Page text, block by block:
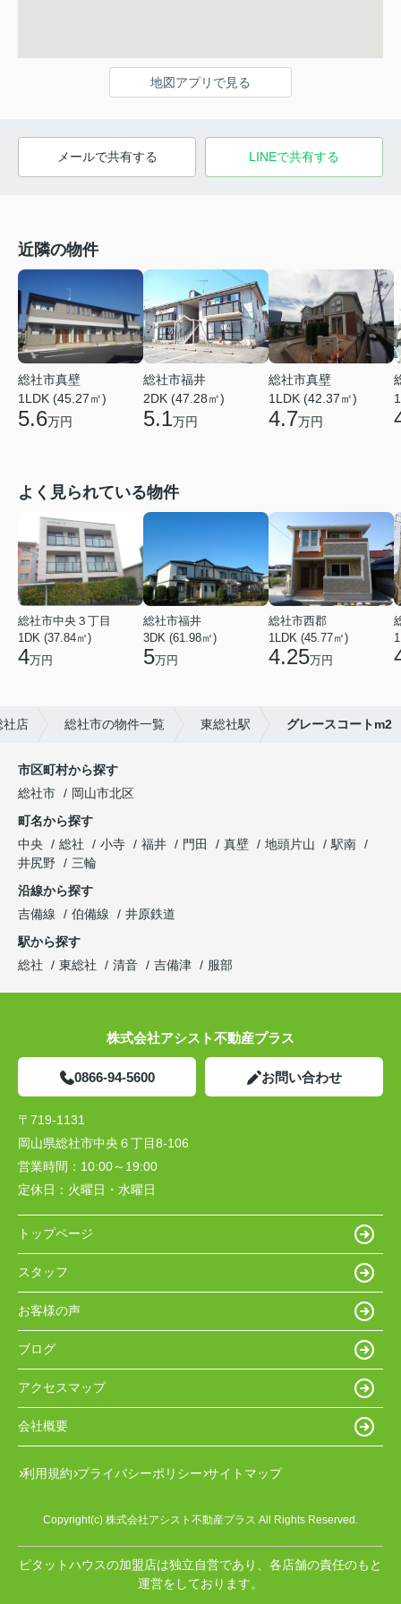
地図アプリで見る
メールで共有する LINEで共有する
近隣の物件
総社市真壁
1LDK (45.27㎡)
5.6万円
総社市福井
2DK (47.28㎡)
5.1万円
総社市真壁
1LDK (42.37㎡)
4.7万円
よく見られている物件
総社市中央３丁目
1DK (37.84㎡)
4万円
総社市福井
3DK (61.98㎡)
5万円
総社市西郡
1LDK (45.77㎡)
4.25万円
社店 総社市の物件一覧 東総社駅 グレースコートm2
市区町村から探す
総社市
岡山市北区
町名から探す
中央
総社 小寺 福井 門田 真壁 地頭片山
駅南
井尻野
三輪
沿線から探す
吉備線
伯備線
井原鉄道
駅から探す
総社
東総社 清音 吉備津 服部
株式会社アシスト不動産プラス
0866-94-5600 お問い合わせ
〒719-1131
岡山県総社市中央６丁目8-106
営業時間： 10:00～19:00
定休日： 火曜日・水曜日
トップページ
スタッフ
お客様の声
ブログ
アクセスマップ
会社概要
利用規約 プライバシーポリシー サイトマップ
Copyright(c) 株式会社アシスト不動産プラス All Rights Reserved.
ピタットハウスの加盟店は独立自営であり、各店舗の責任のもと
運営をしております。